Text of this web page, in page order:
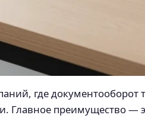
где
Главное преимущество